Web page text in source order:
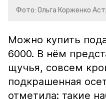
Фото: Ольга Корженко
Можно купить
6000. В нём
щучья, совсем
подкрашенная
отметила: такие